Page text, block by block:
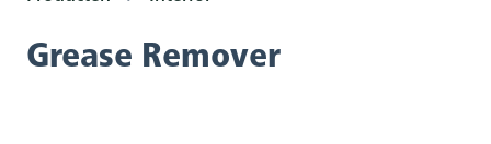
Grease Remover